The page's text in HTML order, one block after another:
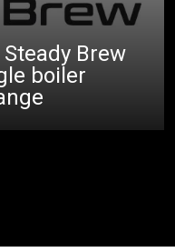
Brew
boiler